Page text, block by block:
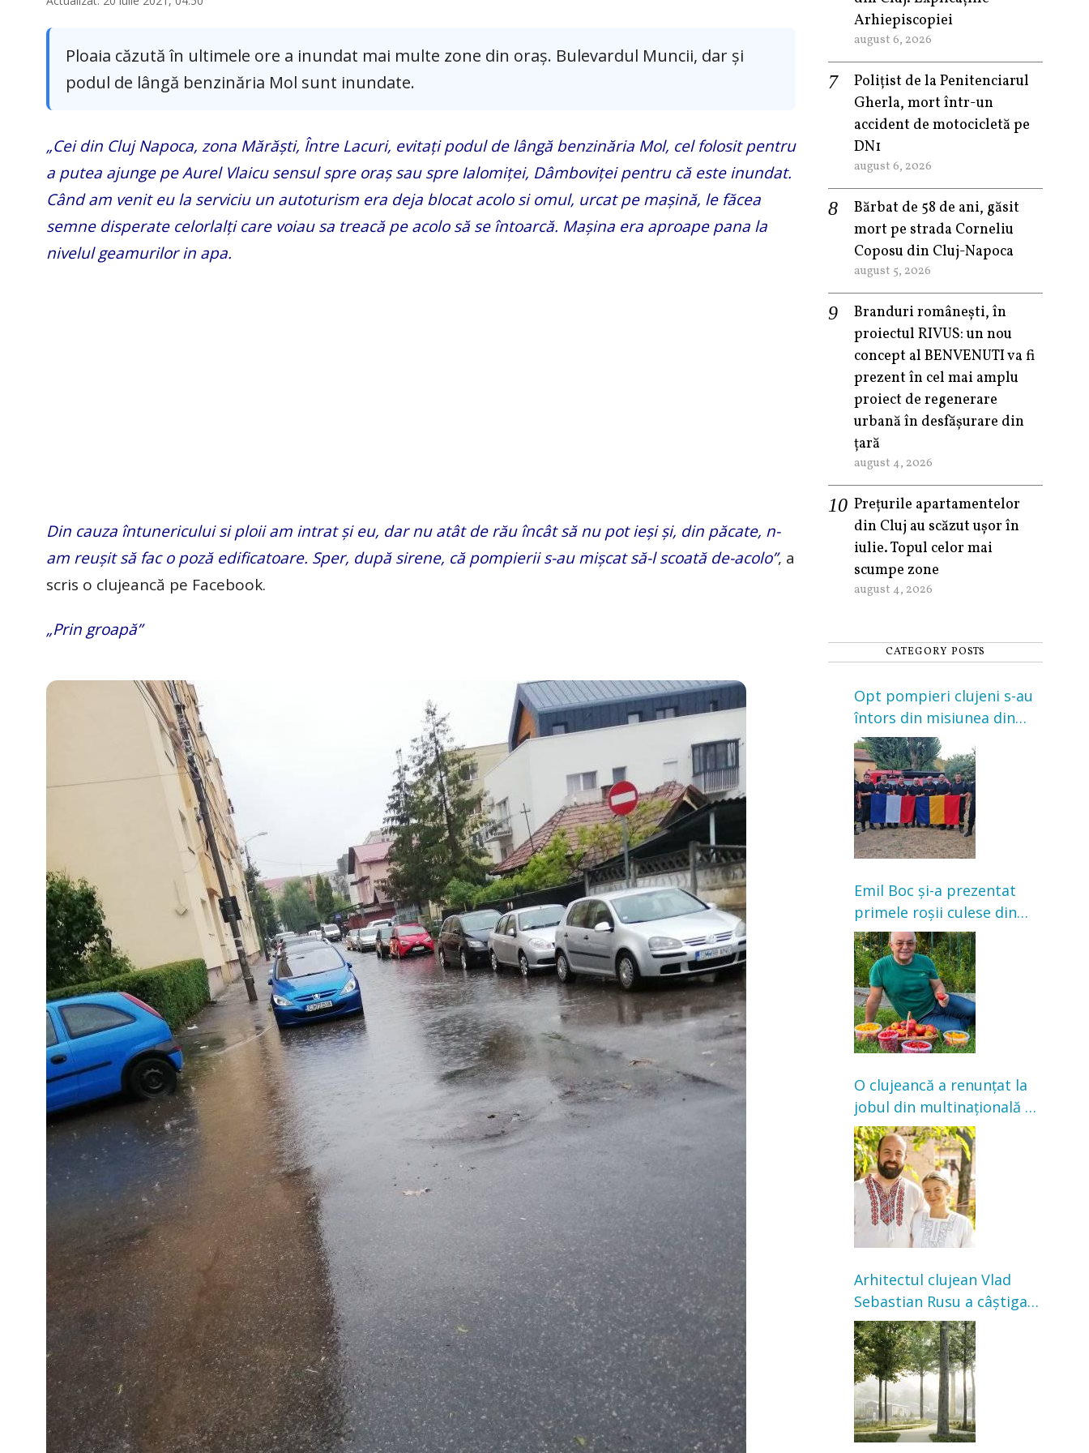
Ploaia căzută în ultimele ore a inundat mai multe zone din oraș. Bulevardul Muncii, dar și
podul de lângă benzinăria Mol sunt inundate.
„Cei din Cluj Napoca, zona Mărăști, Între Lacuri, evitați podul de lângă benzinăria Mol, cel folosit pentru
a putea ajunge pe Aurel Vlaicu sensul spre oraș sau spre Ialomiței, Dâmboviței pentru că este inundat.
Când am venit eu la serviciu un autoturism era deja blocat acolo si omul, urcat pe mașină, le făcea
semne disperate celorlalți care voiau sa treacă pe acolo să se întoarcă. Mașina era aproape pana la
nivelul geamurilor in apa.
Din cauza întunericului si ploii am intrat și eu, dar nu atât de rău încât să nu pot ieși și, din păcate, n-
am reușit să fac o poză edificatoare. Sper, după sirene, că pompierii s-au mișcat să-l scoată de-acolo”, a
scris o clujeancă pe Facebook.
„Prin groapă”
Arhiepiscopiei
august 6, 2026
Polițist de la Penitenciarul
Gherla, mort într-un
accident de motocicletă pe
DN1
august 6, 2026
Bărbat de 58 de ani, găsit
mort pe strada Corneliu
Coposu din Cluj-Napoca
august 5, 2026
Branduri românești, în
proiectul RIVUS: un nou
concept al BENVENUTI va fi
prezent în cel mai amplu
proiect de regenerare
urbană în desfășurare din
țară
august 4, 2026
Prețurile apartamentelor
din Cluj au scăzut ușor în
iulie. Topul celor mai
scumpe zone
august 4, 2026
CATEGORY POSTS
Opt pompieri clujeni s-au
întors din misiunea din
Franța. Au intervenit la
incendii de vegetație și
pădure
Emil Boc și-a prezentat
primele roșii culese din
grădină: „Niciun magazin
nu poate oferi această
satisfacție”
O clujeancă a renunțat la
jobul din multinațională și
s-a mutat la țară. Acum
cultivă legume în grădina
bunicilor
Arhitectul clujean Vlad
Sebastian Rusu a câștigat
concursul pentru
transformarea Grădinii
Casei Universitarilor